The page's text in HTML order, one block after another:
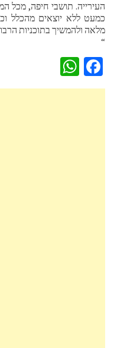
העירייה. תושבי חיפה, מכל
כמעט ללא יוצאים מהכלל
מלאה ולהמשיך בתוכניות
“
Facebook